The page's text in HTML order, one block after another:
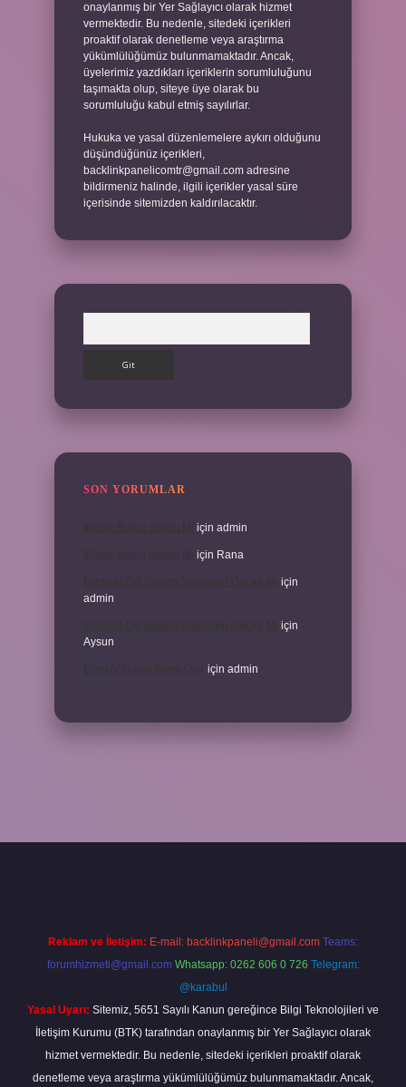
onaylanmış bir Yer Sağlayıcı olarak hizmet
vermektedir. Bu nedenle, sitedeki içerikleri
proaktif olarak denetleme veya araştırma
yükümlülüğümüz bulunmamaktadır. Ancak,
üyelerimiz yazdıkları içeriklerin sorumluluğunu
taşımakta olup, siteye üye olarak bu
sorumluluğu kabul etmiş sayılırlar.
Hukuka ve yasal düzenlemelere aykırı olduğunu
düşündüğünüz içerikleri,
backlinkpanelicomtr@gmail.com adresine
bildirmeniz halinde, ilgili içerikler yasal süre
içerisinde sitemizden kaldırılacaktır.
SON YORUMLAR
için admin
için Rana
için
admin
için
Aysun
için admin
Reklam ve İletişim: E-mail: backlinkpaneli@gmail.com Teams:
forumhizmeti@gmail.com Whatsapp: 0262 606 0 726 Telegram:
@karabul
Yasal Uyarı: Sitemiz, 5651 Sayılı Kanun gereğince Bilgi Teknolojileri ve
İletişim Kurumu (BTK) tarafından onaylanmış bir Yer Sağlayıcı olarak
hizmet vermektedir. Bu nedenle, sitedeki içerikleri proaktif olarak
denetleme veya araştırma yükümlülüğümüz bulunmamaktadır. Ancak,